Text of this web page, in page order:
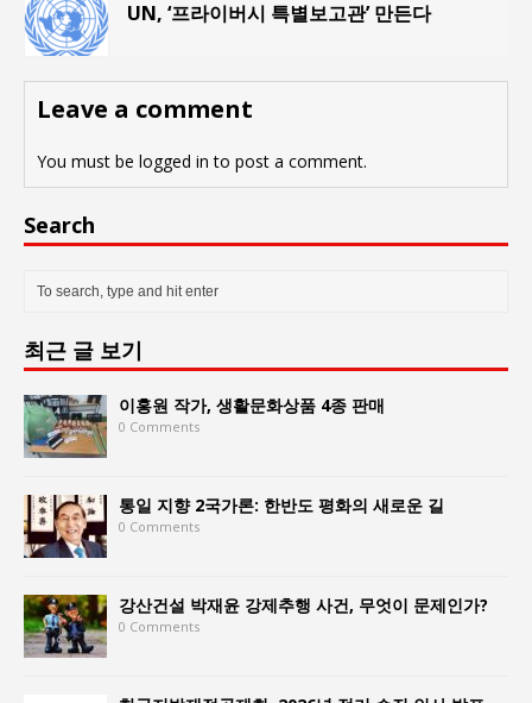
UN, ‘프라이버시 특별보고관’ 만든다
Leave a comment
You must be logged in to post a comment.
Search
최근 글 보기
이홍원 작가, 생활문화상품 4종 판매
0 Comments
통일 지향 2국가론: 한반도 평화의 새로운 길
0 Comments
강산건설 박재윤 강제추행 사건, 무엇이 문제인가?
0 Comments